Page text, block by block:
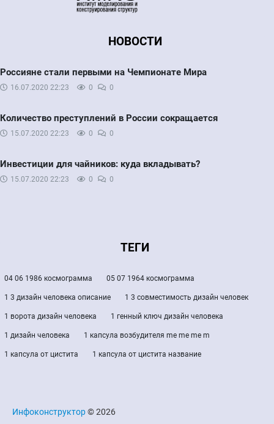
НОВОСТИ
Россияне стали первыми на Чемпионате Мира
16.07.2020 22:23 0 0
Количество преступлений в России сокращается
15.07.2020 22:23 0 0
Инвестиции для чайников: куда вкладывать?
15.07.2020 22:23 0 0
ТЕГИ
04 06 1986 космограмма 05 07 1964 космограмма
1 3 дизайн человека описание 1 3 совместимость дизайн человек
1 ворота дизайн человека 1 генный ключ дизайн человека
1 дизайн человека 1 капсула возбудителя me me me m
1 капсула от цистита 1 капсула от цистита название
Инфоконструктор© 2026